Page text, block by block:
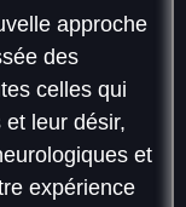
approche
des
celles qui
leur désir,
et
expérience